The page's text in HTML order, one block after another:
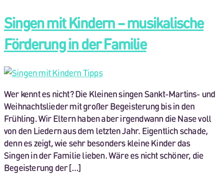
Singen mit Kindern – musikalische
Förderung in der Familie
Wer kennt es nicht? Die Kleinen singen Sankt-Martins- und
Weihnachtslieder mit großer Begeisterung bis in den
Frühling. Wir Eltern haben aber irgendwann die Nase voll
von den Liedern aus dem letzten Jahr. Eigentlich schade,
denn es zeigt, wie sehr besonders kleine Kinder das
Singen in der Familie lieben. Wäre es nicht schöner, die
Begeisterung der […]